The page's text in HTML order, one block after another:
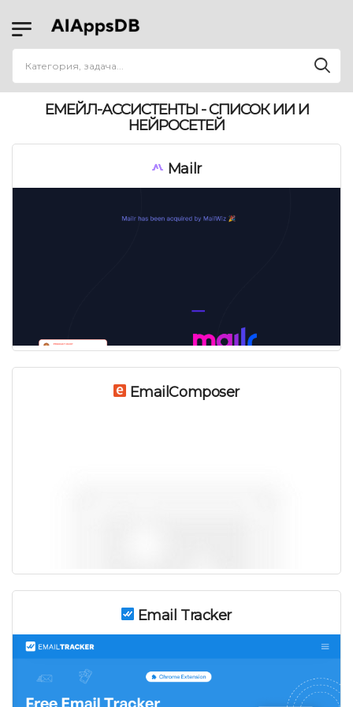
ЕМЕЙЛ-АССИСТЕНТЫ - СПИСОК ИИ И
НЕЙРОСЕТЕЙ
Mailr
EmailComposer
Email Tracker